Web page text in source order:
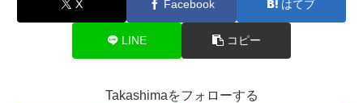
X Facebook はてブ
LINE コピー
Takashimaをフォローする